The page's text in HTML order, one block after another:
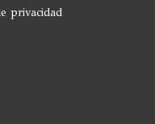
privacidad